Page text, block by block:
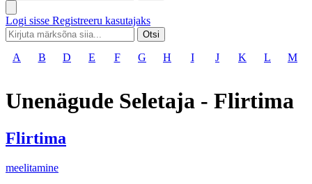
Logi sisse Registreeru kasutajaks
Otsi
A B D E F G H I J K L M
Unenägude Seletaja - Flirtima
Flirtima
meelitamine